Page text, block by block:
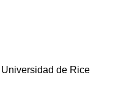
de Rice